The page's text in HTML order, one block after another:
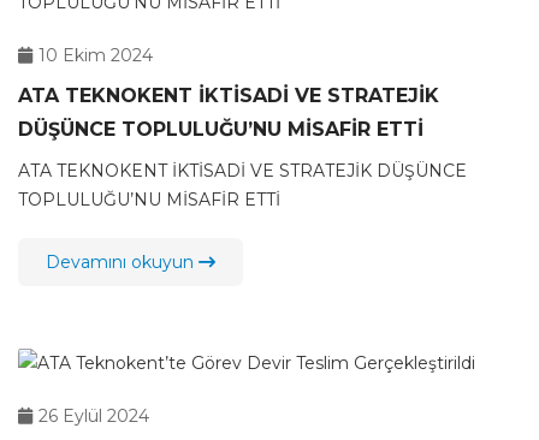
10 Ekim 2024
ATA TEKNOKENT İKTİSADİ VE STRATEJİK
DÜŞÜNCE TOPLULUĞU’NU MİSAFİR ETTİ
ATA TEKNOKENT İKTİSADİ VE STRATEJİK DÜŞÜNCE
TOPLULUĞU’NU MİSAFİR ETTİ
Devamını okuyun
26 Eylül 2024